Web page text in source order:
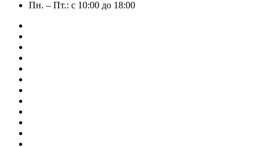
Пн. – Пт.: с 10:00 до 18:00